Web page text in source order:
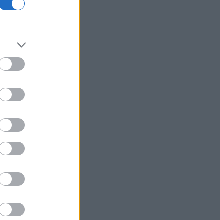
Μουντιάλ παρά την αναδίπλωση της
Τραμπ: Νέα προσπάθεια
απομάκρυνσης της Λίζα Κουκ παρά το
Φωτιά στη Σητεία - Μεγάλη
Σχέδια Βελτίωσης: Υπεγράφη η ΚΥΑ -
Ανοίγει ο δρόμος για επενδύσεις 263,5